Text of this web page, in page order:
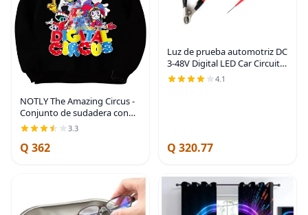
NOTLY The Amazing Circus -
Conjunto de sudadera con
capucha y pantalones de
caricatura digital para niños y
niñas, ropa de fiesta
3.3
Q 362
Luz de prueba automotriz DC
3-48V Digital LED Car Circuit
Tester Light, probador de
voltaje bidireccional
4.1
Q 320.77